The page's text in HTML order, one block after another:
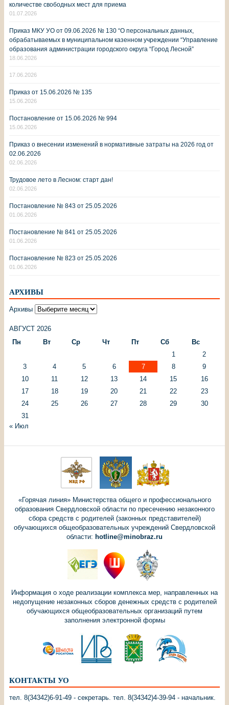
количестве свободных мест для приема
01.07.2026
Приказ МКУ УО от 09.06.2026 № 130 “О персональных данных,
обрабатываемых в муниципальном казенном учреждении “Управление
образования администрации городского округа “Город Лесной”
18.06.2026
17.06.2026
Приказ от 15.06.2026 № 135
15.06.2026
Постановление от 15.06.2026 № 994
15.06.2026
Приказ о внесении изменений в нормативные затраты на 2026 год от
02.06.2026
02.06.2026
Трудовое лето в Лесном: старт дан!
02.06.2026
Постановление № 843 от 25.05.2026
01.06.2026
Постановление № 841 от 25.05.2026
01.06.2026
Постановление № 823 от 25.05.2026
01.06.2026
АРХИВЫ
Архивы
АВГУСТ 2026
Пн
Вт Ср Чт Пт Сб
Вс
1
2
3
4 5 6 7 8
9
10
11 12 13 14 15
16
17
18 19 20 21 22
23
24
25 26 27 28 29
30
31
« Июл
«Горячая линия» Министерства общего и профессионального
образования Свердловской области по пресечению незаконного
сбора средств с родителей (законных представителей)
обучающихся общеобразовательных учреждений Свердловской
области: hotline@minobraz.ru
Информация о ходе реализации комплекса мер, направленных на
недопущение незаконных сборов денежных средств с родителей
обучающихся общеобразовательных организаций путем
заполнения электронной формы
КОНТАКТЫ УО
тел. 8(34342)6-91-49 - секретарь. тел. 8(34342)4-39-94 - начальник.